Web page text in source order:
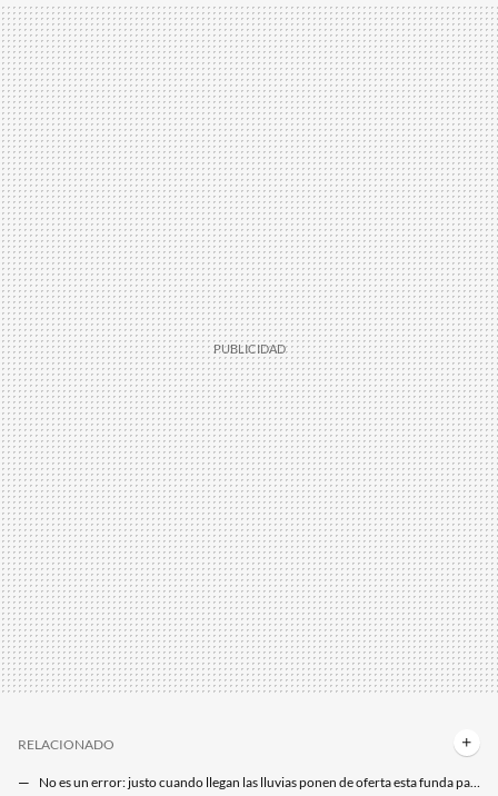
RELACIONADO
No es un error: justo cuando llegan las lluvias ponen de oferta esta funda para muebles de exterior